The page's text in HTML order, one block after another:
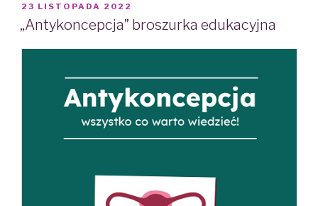
POSTED
ON
23 LISTOPADA 2022
„Antykoncepcja” broszurka edukacyjna